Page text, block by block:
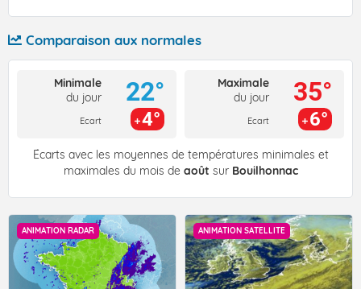
Comparaison aux normales
Minimale
du jour
Ecart
22°
4°
Maximale
du jour
Ecart
35°
6°
Écarts avec les moyennes de températures minimales et
maximales du mois de août sur Bouilhonnac
ANIMATION RADAR ANIMATION SATELLITE